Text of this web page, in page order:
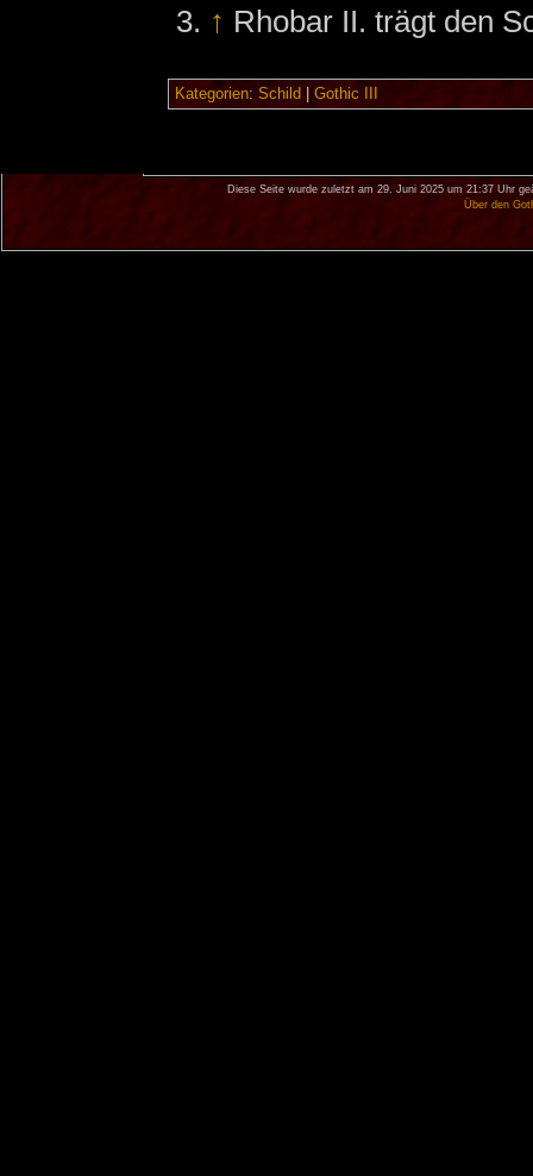
↑ Rhobar II. trägt den
Kategorien: Schild Gothic III
Diese Seite wurde zuletzt am 29. Juni 2025 um 21:37 Uhr
Über den